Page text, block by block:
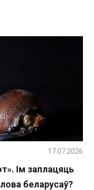
Ім заплацяць
беларусаў?
17.07.2026